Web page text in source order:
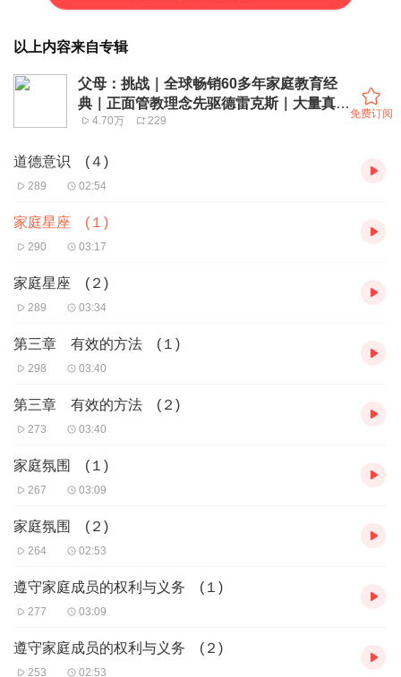
以上内容来自专辑
父母：挑战｜全球畅销60多年家庭教育经
典｜正面管教理念先驱德雷克斯｜大量真实
案例帮助孩子做出积极改善
4.70万 229
免费订阅
道德意识 (４)
289 02:54
家庭星座 (１)
290 03:17
家庭星座 (２)
289 03:34
第三章 有效的方法 (１)
298 03:40
第三章 有效的方法 (２)
273 03:40
家庭氛围 (１)
267 03:09
家庭氛围 (２)
264 02:53
遵守家庭成员的权利与义务 (１)
277 03:09
遵守家庭成员的权利与义务 (２)
253 02:53